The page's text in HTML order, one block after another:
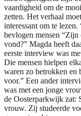
vaardigheid om de
zetten. Het verhaal
interessant om te
bevlogen mensen
vond?” Magda heeft
eerste interview was
Die mensen hielpen
waren zo betrokken en
voor.” Een ander
was met een jonge
de Oosterparkwijk zat:
vrouw. Zij studeerde